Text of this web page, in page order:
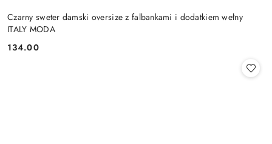
Czarny sweter damski oversize z falbankami i dodatkiem wełny
ITALY MODA
Cena:
134.00